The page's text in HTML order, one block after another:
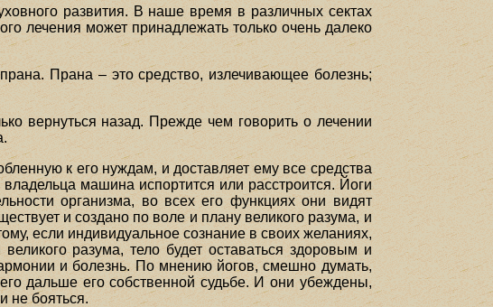
развития. В наше время в различных сектах
лечения может принадлежать только очень далеко
Прана – это средство, излечивающее болезнь;
вернуться назад. Прежде чем говорить о лечении
к его нуждам, и доставляет ему все средства
машина испортится или расстроится. Йоги
организма, во всех его функциях они видят
и создано по воле и плану великого разума, и
если индивидуальное сознание в своих желаниях,
разума, тело будет оставаться здоровым и
и болезнь. По мнению йогов, смешно думать,
дальше его собственной судьбе. И они убеждены,
не бояться.